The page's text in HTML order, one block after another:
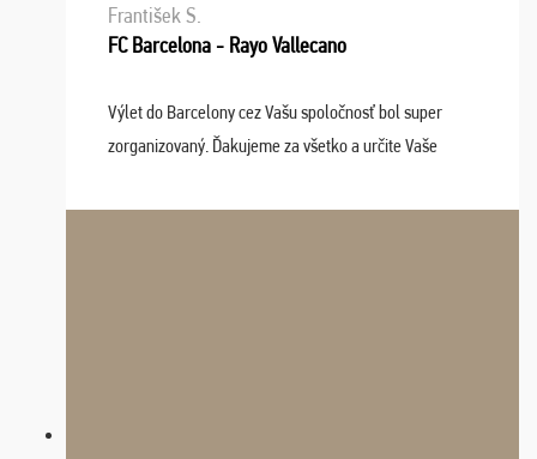
František S.
FC Barcelona - Rayo Vallecano
Výlet do Barcelony cez Vašu spoločnosť bol super
zorganizovaný. Ďakujeme za všetko a určite Vaše